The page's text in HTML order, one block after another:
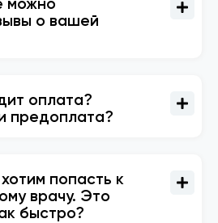
о вашей
оплата?
предоплата?
попасть к
врачу. Это
быстро?